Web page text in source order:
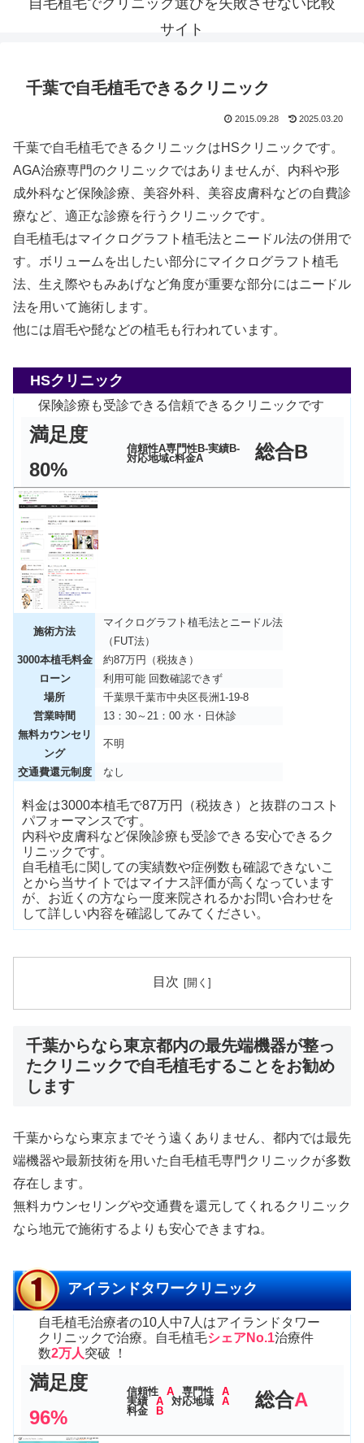
自毛植毛でクリニック選びを失敗させない比較
サイト
千葉で自毛植毛できるクリニック
2015.09.28 2025.03.20
千葉で自毛植毛できるクリニックはHSクリニックです。
AGA治療専門のクリニックではありませんが、内科や形
成外科など保険診療、美容外科、美容皮膚科などの自費診
療など、適正な診療を行うクリニックです。
自毛植毛はマイクログラフト植毛法とニードル法の併用で
す。ボリュームを出したい部分にマイクログラフト植毛
法、生え際やもみあげなど角度が重要な部分にはニードル
法を用いて施術します。
他には眉毛や髭などの植毛も行われています。
HSクリニック
保険診療も受診できる信頼できるクリニックです
満足度
80%
信頼性A専門性B‐実績B‐
対応地域c料金A 総合B
施術方法
マイクログラフト植毛法とニードル法
（FUT法）
3000本植毛料金
約87万円（税抜き）
ローン
利用可能 回数確認できず
場所
千葉県千葉市中央区長洲1-19-8
営業時間
13：30～21：00 水・日休診
無料カウンセリ
ング
不明
交通費還元制度 なし
料金は3000本植毛で87万円（税抜き）と抜群のコスト
パフォーマンスです。
内科や皮膚科など保険診療も受診できる安心できるク
リニックです。
自毛植毛に関しての実績数や症例数も確認できないこ
とから当サイトではマイナス評価が高くなっています
が、お近くの方なら一度来院されるかお問い合わせを
して詳しい内容を確認してみてください。
目次
千葉からなら東京都内の最先端機器が整っ
たクリニックで自毛植毛することをお勧め
します
千葉からなら東京までそう遠くありません、都内では最先
端機器や最新技術を用いた自毛植毛専門クリニックが多数
存在します。
無料カウンセリングや交通費を還元してくれるクリニック
なら地元で施術するよりも安心できますね。
アイランドタワークリニック
自毛植毛治療者の10人中7人はアイランドタワー
クリニックで治療。自毛植毛シェアNo.1治療件
数2万人突破 ！
満足度
96%
信頼性 A 専門性
A
実績
A 対応地域
A
料金
B
総合A